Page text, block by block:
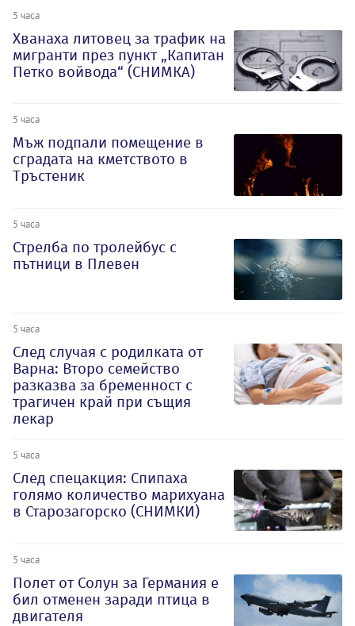
5 часа
Хванаха литовец за трафик на
мигранти през пункт „Капитан
Петко войвода“ (СНИМКА)
5 часа
Мъж подпали помещение в
сградата на кметството в
Тръстеник
5 часа
Стрелба по тролейбус с
пътници в Плевен
5 часа
След случая с родилката от
Варна: Второ семейство
разказва за бременност с
трагичен край при същия
лекар
5 часа
След спецакция: Спипаха
голямо количество марихуана
в Старозагорско (СНИМКИ)
5 часа
Полет от Солун за Германия е
бил отменен заради птица в
двигателя